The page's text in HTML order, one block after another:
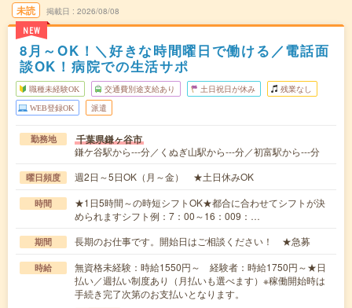
未読
NEW
掲載日 2026/08/08
8月～OK！＼好きな時間曜日で働ける／電話面
談OK！病院での生活サポ
職種未経験OK 交通費別途支給あり 土日祝日が休み 残業なし
WEB登録OK 派遣
勤務地 千葉県鎌ヶ谷市
鎌ケ谷駅から---分／くぬぎ山駅から---分／初富駅から---分
曜日頻度 週2日～5日OK（月～金） ★土日休みOK
時間
★1日5時間～の時短シフトOK★都合に合わせてシフトが決
められますシフト例：7：00～16：009：…
期間 長期のお仕事です。開始日はご相談ください！ ★急募
時給
無資格未経験：時給1550円～ 経験者：時給1750円～★日
払い／週払い制度あり（月払いも選べます）※稼働開始時は
手続き完了次第のお支払いとなります。